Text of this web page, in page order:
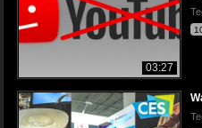
03:27